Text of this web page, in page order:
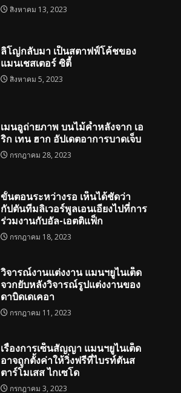
สิงหาคม 13, 2023
ลิโญ่กลับมา เป็นสตาฟฟ์โค้ชของ
แมนเชสเตอร์ ซิตี้
สิงหาคม 5, 2023
เมนอูถ่ายภาพ บนไม้ค้ำหลังจาก เอ
ริก เทน ฮาก อัปเดตอาการบาดเจ็บ
กรกฎาคม 28, 2023
ขั้นตอนระหว่างรอ เห็นได้ชัดว่า
กัปตันทีมลิเวอร์พูลเอนเอียงไปที่การ
ร่วมงานกับอัล-เอตติแฟ็ก
กรกฎาคม 18, 2023
วิจารณ์งานแต่งงาน แมนฯยูไนเต็ด
จวกยับหลังวิจารณ์รูปแต่งงานของ
ดาบิดเดเคอา
กรกฎาคม 11, 2023
เรื่องการเซ็นสัญญา แมนฯยูไนเต็ด
อาจถูกตั้งค่าให้วิ่งฟรีที่ไบรท์ตันส
ตาร์โมเสส ไกเซโด
กรกฎาคม 3, 2023